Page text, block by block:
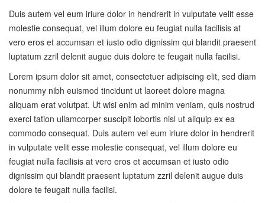
Duis autem vel eum iriure dolor in hendrerit in vulputate velit esse
molestie consequat, vel illum dolore eu feugiat nulla facilisis at
vero eros et accumsan et iusto odio dignissim qui blandit praesent
luptatum zzril delenit augue duis dolore te feugait nulla facilisi.
Lorem ipsum dolor sit amet, consectetuer adipiscing elit, sed diam
nonummy nibh euismod tincidunt ut laoreet dolore magna
aliquam erat volutpat. Ut wisi enim ad minim veniam, quis nostrud
exerci tation ullamcorper suscipit lobortis nisl ut aliquip ex ea
commodo consequat. Duis autem vel eum iriure dolor in hendrerit
in vulputate velit esse molestie consequat, vel illum dolore eu
feugiat nulla facilisis at vero eros et accumsan et iusto odio
dignissim qui blandit praesent luptatum zzril delenit augue duis
dolore te feugait nulla facilisi.